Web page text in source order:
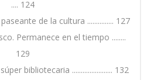
.... 124
de la cultura ............... 127
Permanece en el tiempo ........
129
bibliotecaria ....................... 132